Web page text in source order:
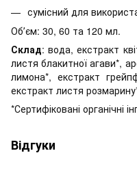
сумісний для
Обʼєм: 30, 60 та 120 мл.
Склад: вода, екстракт
листя блакитної агави*,
лимона*, екстракт
екстракт листя
*Сертифіковані органічні
Відгуки